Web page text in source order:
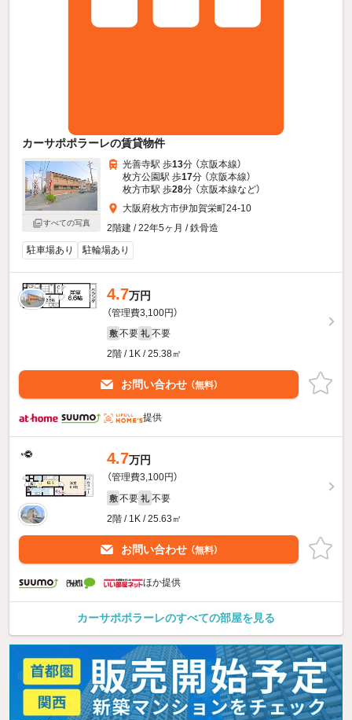
カーサポポラーレの賃貸物件
すべての写真
光善寺駅 歩13分 （京阪本線）
枚方公園駅 歩17分 （京阪本線）
枚方市駅 歩28分 （京阪本線など）
大阪府枚方市伊加賀栄町24-10
2階建 / 22年5ヶ月 / 鉄骨造
駐車場あり
駐輪場あり
4.7万円
（管理費3,100円）
敷 不要 礼 不要
2階 / 1K / 25.38㎡
お問い合わせ （無料）
提供
4.7万円
（管理費3,100円）
敷 不要 礼 不要
2階 / 1K / 25.63㎡
お問い合わせ （無料）
ほか提供
カーサポポラーレのすべての部屋を見る